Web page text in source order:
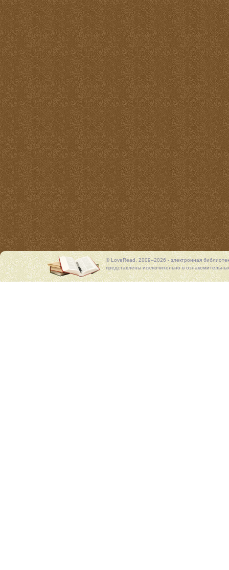
© LoveRead, 2009–2026 - электронная
представлены исключительно в